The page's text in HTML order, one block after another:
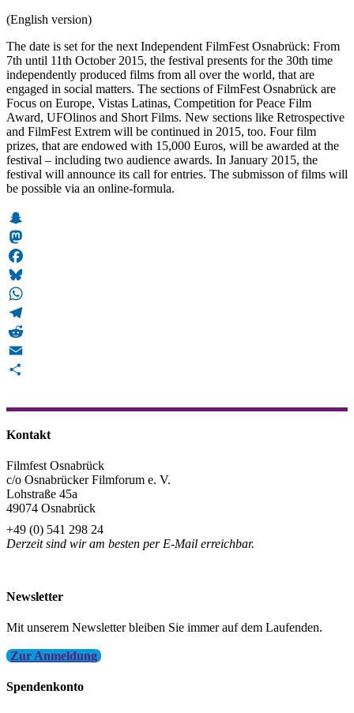
(English version)
The date is set for the next Independent FilmFest Osnabrück: From
7th until 11th October 2015, the festival presents for the 30th time
independently produced films from all over the world, that are
engaged in social matters. The sections of FilmFest Osnabrück are
Focus on Europe, Vistas Latinas, Competition for Peace Film
Award, UFOlinos and Short Films. New sections like Retrospective
and FilmFest Extrem will be continued in 2015, too. Four film
prizes, that are endowed with 15,000 Euros, will be awarded at the
festival – including two audience awards. In January 2015, the
festival will announce its call for entries. The submisson of films will
be possible via an online-formula.
Snapchat
Mastodon
Facebook
Bluesky
WhatsApp
Telegram
Reddit
Email
Kontakt
Filmfest Osnabrück
c/o Osnabrücker Filmforum e. V.
Lohstraße 45a
49074 Osnabrück
+49 (0) 541 298 24
Derzeit sind wir am besten per E-Mail erreichbar.
Newsletter
Mit unserem Newsletter bleiben Sie immer auf dem Laufenden.
Zur Anmeldung
Spendenkonto